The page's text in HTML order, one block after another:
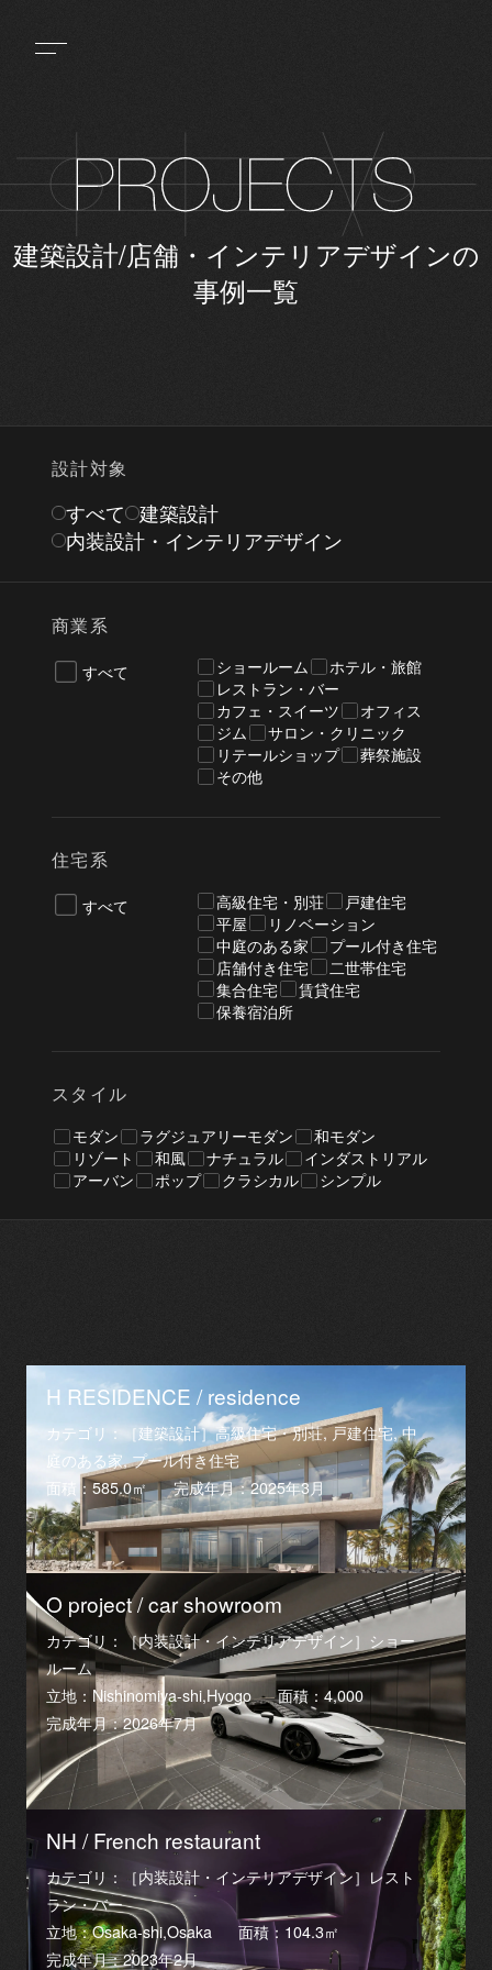
建築設計/店舗・インテリアデザインの
事例一覧
設計対象
すべて 建築設計
内装設計・インテリアデザイン
商業系
すべて ショールーム
ホテル・旅館
レストラン・バー
カフェ・スイーツ
オフィス
ジム
サロン・クリニック
リテールショップ
葬祭施設
その他
住宅系
すべて 高級住宅・別荘
戸建住宅
平屋
リノベーション
中庭のある家
プール付き住宅
店舗付き住宅
二世帯住宅
集合住宅
賃貸住宅
保養宿泊所
スタイル
モダン ラグジュアリーモダン
和モダン
リゾート
和風 ナチュラル
インダストリアル
アーバン
ポップ クラシカル シンプル
H RESIDENCE / residence
カテゴリ：［建築設計］高級住宅・別荘, 戸建住宅, 中
庭のある家, プール付き住宅
面積：585.0㎡
完成年月：2025年3月
O project / car showroom
カテゴリ：［内装設計・インテリアデザイン］ショー
ルーム
立地：Nishinomiya-shi,Hyogo
面積：4,000
完成年月：2026年7月
NH / French restaurant
カテゴリ：［内装設計・インテリアデザイン］レスト
ラン・バー
立地：Osaka-shi,Osaka
面積：104.3㎡
完成年月：2023年2月